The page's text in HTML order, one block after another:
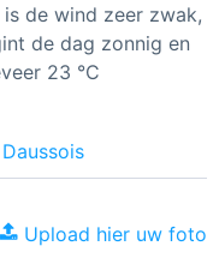
de wind zeer zwak,
de dag zonnig en
23 °C
Upload hier uw foto